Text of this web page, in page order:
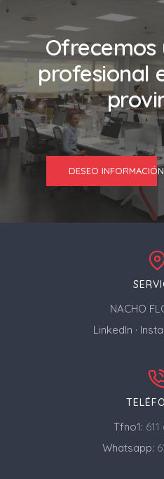
Ofrecemos
profesional
DESEO
NACHO
LinkedIn ·
Tfno1:
Whatsapp: